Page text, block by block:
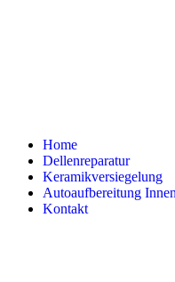
Home
Dellenreparatur
Keramikversiegelung
Autoaufbereitung
Kontakt